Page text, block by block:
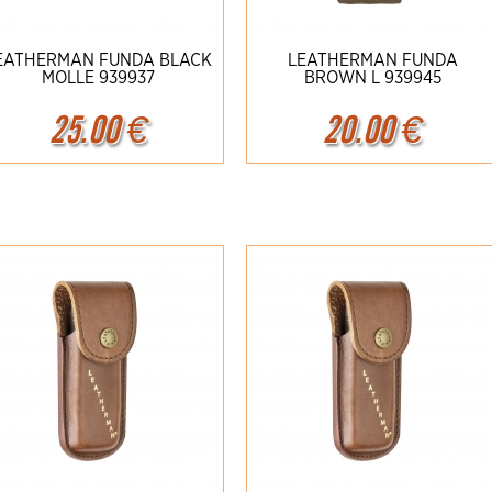
1 Damasco 1969 111102DAM** Spyderco P'kal C103GP**
FOX VULPIS
FUNDA BLACK
MOLLE 939937
25.00€
Ampliar Detalles
LEATHERMAN FUNDA
BROWN L 939945
20.00€
Ampliar Detalles